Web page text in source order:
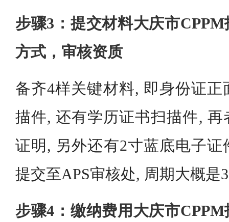
步骤3：提交材料大庆市
方式，审核资质
备齐4样关键材料, 即身份证
描件, 还有学历证书扫描件,
证明, 另外还有2寸蓝底电子
提交至APS审核处, 周期大概是
步骤4：缴纳费用大庆市